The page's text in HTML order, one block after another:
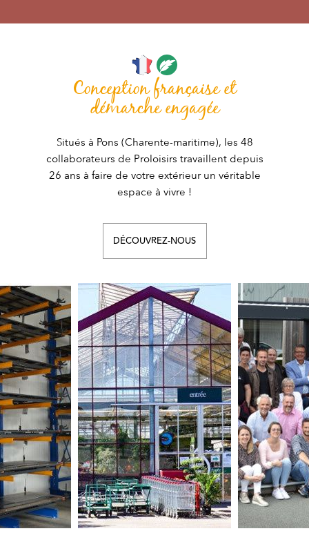
Conception française et
démarche engagée
Situés à Pons (Charente-maritime), les 48
collaborateurs de Proloisirs travaillent depuis
26 ans à faire de votre extérieur un véritable
espace à vivre !
DÉCOUVREZ-NOUS